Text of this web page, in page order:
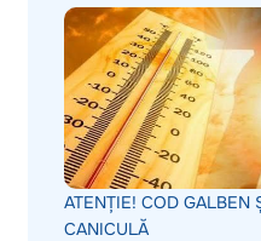
ATENȚIE! COD GALBEN
CANICULĂ